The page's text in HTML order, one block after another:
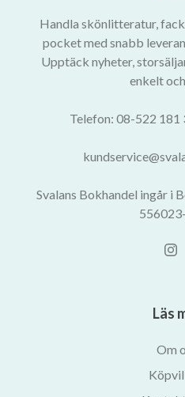
Handla skönlitteratur,
pocket med snabb
Upptäck nyheter,
enkelt
Telefon: 08-522 181
Svalans Bokhandel ingår i
Läs
Om